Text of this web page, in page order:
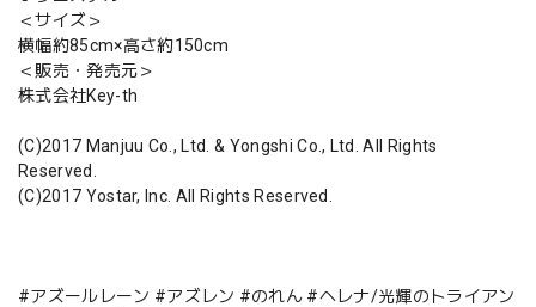
＜サイズ＞
横幅約85cm×高さ約150cm
＜販売・発売元＞
株式会社Key-th
(C)2017 Manjuu Co., Ltd. & Yongshi Co., Ltd. All Rights
Reserved.
(C)2017 Yostar, Inc. All Rights Reserved.
#アズールレーン #アズレン #のれん #ヘレナ/光輝のトライアン